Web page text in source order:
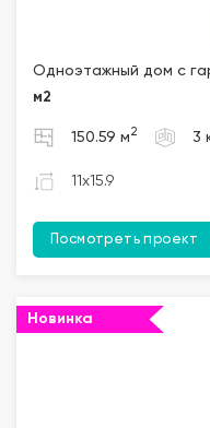
Одноэтажный дом с
м2
150.59 м 2 3
11x15.9
Посмотреть проект
Новинка